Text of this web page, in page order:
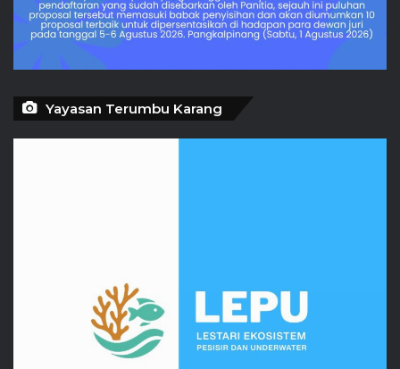
Yayasan Terumbu Karang